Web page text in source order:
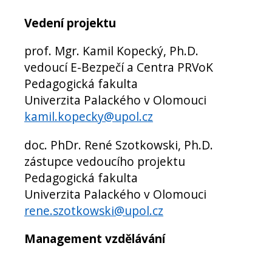
Vedení projektu
prof. Mgr. Kamil Kopecký, Ph.D.
vedoucí E-Bezpečí a Centra PRVoK
Pedagogická fakulta
Univerzita Palackého v Olomouci
kamil.kopecky@upol.cz
doc. PhDr. René Szotkowski, Ph.D.
zástupce vedoucího projektu
Pedagogická fakulta
Univerzita Palackého v Olomouci
rene.szotkowski@upol.cz
Management vzdělávání